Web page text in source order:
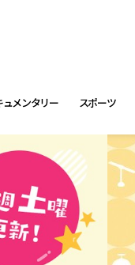
メンタリー スポーツ